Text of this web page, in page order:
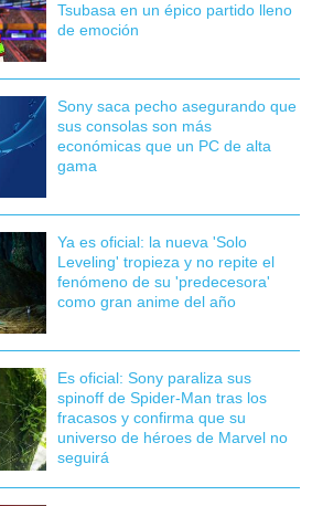
Tsubasa en un épico partido lleno
de emoción
Sony saca pecho asegurando que
sus consolas son más
económicas que un PC de alta
gama
Ya es oficial: la nueva 'Solo
Leveling' tropieza y no repite el
fenómeno de su 'predecesora'
como gran anime del año
Es oficial: Sony paraliza sus
spinoff de Spider-Man tras los
fracasos y confirma que su
universo de héroes de Marvel no
seguirá